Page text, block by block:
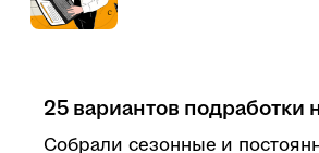
25 вариантов подработки
Собрали сезонные и